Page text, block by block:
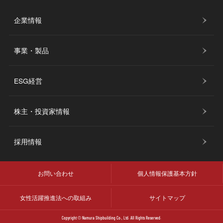
企業情報
事業・製品
ESG経営
株主・投資家情報
採用情報
お問い合わせ 個人情報保護基本方針
女性活躍推進法への取組み サイトマップ
Copyright © Namura Shipbuilding Co., Ltd. All Rights Reserved.